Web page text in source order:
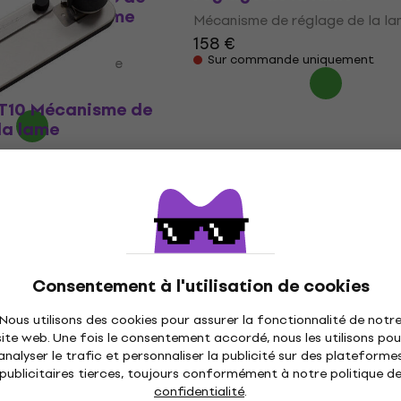
Consentement à l'utilisation de cookies
Nous utilisons des cookies pour assurer la fonctionnalité de notre
web. Une fois le consentement accordé, nous les utilisons
le trafic et personnaliser la publicité sur des
publicitaires tierces, toujours conformément à notre politique de
confidentialité.
lame (Comme
de la lame
€
Mécanisme de réglage de la
158 €
Sur commande uniquement
Mécanisme de
lame
de la lame
uniquement